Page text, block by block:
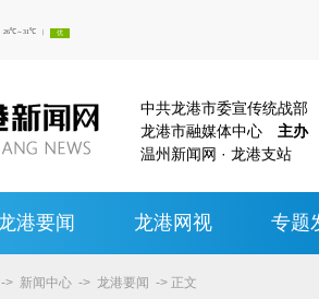
中共龙港市委宣传统战
龙港市融媒体中心 主办
温州新闻网 · 龙港支站
港要闻 龙港网视 专题
-> 新闻中心 -> 龙港要闻 -> 正文